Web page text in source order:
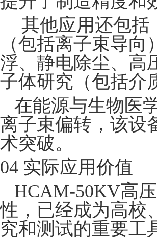
其他应用还包括
（包括离子束导
浮、静电除尘、高
子体研究（包括介
在能源与生物医
离子束偏转，该设
术突破。
04 实际应用价值
HCAM-50KV高
性，已经成为高校
究和测试的重要工